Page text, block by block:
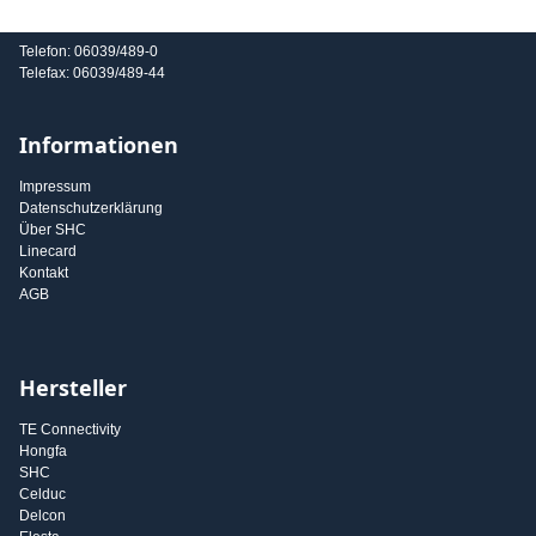
Telefon: 06039/489-0
Telefax: 06039/489-44
Informationen
Impressum
Datenschutzerklärung
Über SHC
Linecard
Kontakt
AGB
Hersteller
TE Connectivity
Hongfa
SHC
Celduc
Delcon